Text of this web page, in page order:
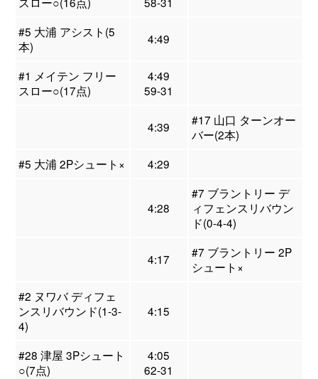
#5 大浦 アシスト(5
本)
4:49
#1 メイテン フリー
スロー○(17点)
4:49
59-31
4:39
#17 山口 ターンオー
バー(2本)
#5 大浦 2Pシュート×
4:29
4:28
#7 ブラントリー デ
ィフェンスリバウン
ド(0-4-4)
4:17
#7 ブラントリー 2P
シュート×
#2 ヌワバ ディフェ
ンスリバウンド(1-3-
4)
4:15
#28 津屋 3Pシュート
○(7点)
4:05
62-31